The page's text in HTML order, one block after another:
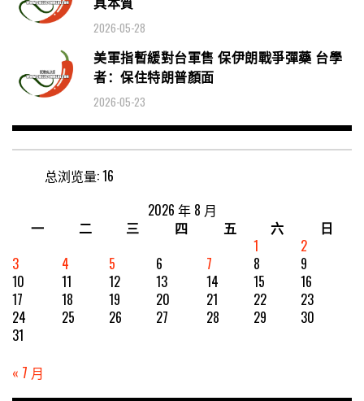
2026-05-28
美軍指暫緩對台軍售 保伊朗戰爭彈藥 台學
者：保住特朗普顏面
2026-05-23
总浏览量:16
2026 年 8 月
一
二 三 四 五 六
日
1
2
3
4 5 6 7 8
9
10
11 12 13 14 15
16
17
18 19 20 21 22
23
24
25 26 27 28 29
30
31
« 7 月